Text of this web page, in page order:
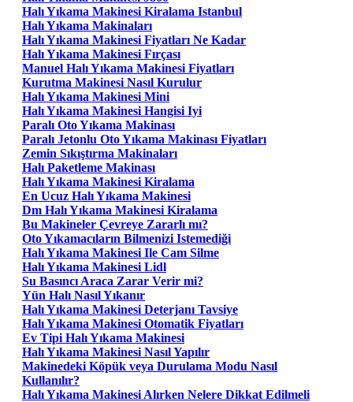
Halı Yıkama Makinesi Kiralama Istanbul
Halı Yıkama Makinaları
Halı Yıkama Makinesi Fiyatları Ne Kadar
Halı Yıkama Makinesi Fırçası
Manuel Halı Yıkama Makinesi Fiyatları
Kurutma Makinesi Nasıl Kurulur
Halı Yıkama Makinesi Mini
Halı Yıkama Makinesi Hangisi Iyi
Paralı Oto Yıkama Makinası
Paralı Jetonlu Oto Yıkama Makinası Fiyatları
Zemin Sıkıştırma Makinaları
Halı Paketleme Makinası
Halı Yıkama Makinesi Kiralama
En Ucuz Halı Yıkama Makinesi
Dm Halı Yıkama Makinesi Kiralama
Bu Makineler Çevreye Zararlı mı?
Oto Yıkamacıların Bilmenizi Istemediği
Halı Yıkama Makinesi Ile Cam Silme
Halı Yıkama Makinesi Lidl
Su Basıncı Araca Zarar Verir mi?
Yün Halı Nasıl Yıkanır
Halı Yıkama Makinesi Deterjanı Tavsiye
Halı Yıkama Makinesi Otomatik Fiyatları
Ev Tipi Halı Yıkama Makinesi
Halı Yıkama Makinesi Nasıl Yapılır
Makinedeki Köpük veya Durulama Modu Nasıl
Kullanılır?
Halı Yıkama Makinesi Alırken Nelere Dikkat Edilmeli